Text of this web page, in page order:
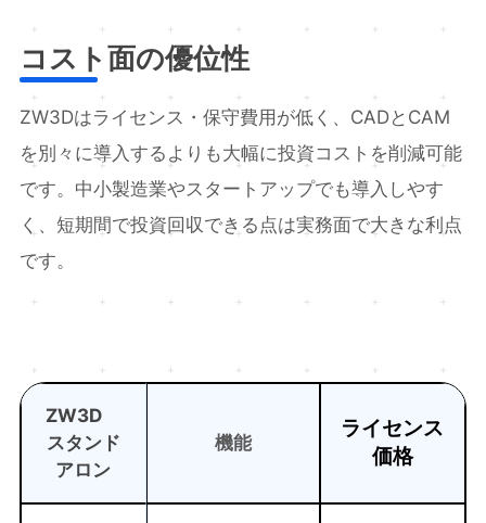
コスト面の優位性
ZW3Dはライセンス・保守費用が低く、CADとCAM
を別々に導入するよりも大幅に投資コストを削減可能
です。中小製造業やスタートアップでも導入しやす
く、短期間で投資回収できる点は実務面で大きな利点
です。
ZW3D
スタンド
アロン
機能
ライセンス
価格